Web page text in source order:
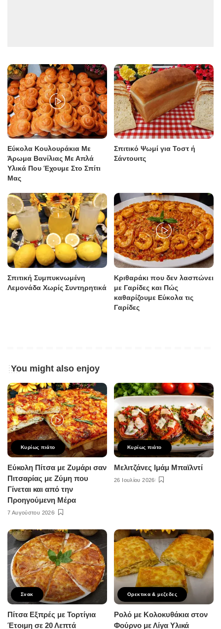
Εύκολα Κουλουράκια Με
Άρωμα Βανίλιας Με Απλά
Υλικά Που Έχουμε Στο Σπίτι
Μας
Σπιτικό Ψωμί για Τοστ ή
Σάντουιτς
Σπιτική Συμπυκνωμένη
Λεμονάδα Χωρίς Συντηρητικά
Κριθαράκι που δεν λασπώνει
με Γαρίδες και Πώς
καθαρίζουμε Εύκολα τις
Γαρίδες
You might also enjoy
Κυρίως πιάτο
Εύκολη Πίτσα με Ζυμάρι σαν
Πιτσαρίας με Ζύμη που
Γίνεται και από την
Προηγούμενη Μέρα
7 Αυγούστου 2026
Κυρίως πιάτο
Μελιτζάνες Ιμάμ Μπαϊλντί
26 Ιουλίου 2026
Σνακ
Πίτσα Εξπρές με Τορτίγια
Έτοιμη σε 20 Λεπτά
Ορεκτικα & μεζεδες
Ρολό με Κολοκυθάκια στον
Φούρνο με Λίγα Υλικά